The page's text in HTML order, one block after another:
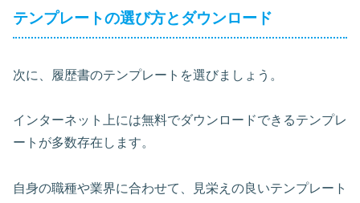
テンプレートの選び方とダウンロード
次に、履歴書のテンプレートを選びましょう。
インターネット上には無料でダウンロードできるテンプレ
ートが多数存在します。
自身の職種や業界に合わせて、見栄えの良いテンプレート